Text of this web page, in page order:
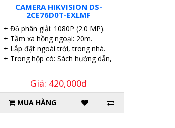
CAMERA HIKVISION DS-
2CE76D0T-EXLMF
+ Độ phân giải: 1080P (2.0 MP).
+ Tầm xa hồng ngoại: 20m.
+ Lắp đặt ngoài trời, trong nhà.
+ Trong hộp có: Sách hướng dẫn, Ốc vít tắc kê.
Giá: 420,000đ
MUA HÀNG